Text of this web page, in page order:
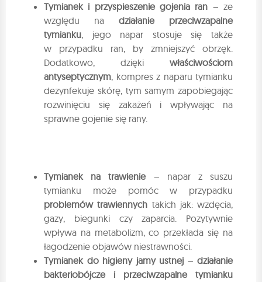
Tymianek i przyspieszenie gojenia ran – ze
względu na działanie przeciwzapalne
tymianku, jego napar stosuje się także
w przypadku ran, by zmniejszyć obrzęk.
Dodatkowo, dzięki właściwościom
antyseptycznym, kompres z naparu tymianku
dezynfekuje skórę, tym samym zapobiegając
rozwinięciu się zakażeń i wpływając na
sprawne gojenie się rany.
Tymianek na trawienie– napar z suszu
tymianku może pomóc w przypadku
problemów trawiennych takich jak: wzdęcia,
gazy, biegunki czy zaparcia. Pozytywnie
wpływa na metabolizm, co przekłada się na
łagodzenie objawów niestrawności.
Tymianek do higieny jamy ustnej – działanie
bakteriobójcze i przeciwzapalne tymianku